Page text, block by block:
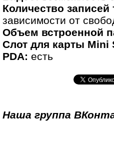
Количество
зависимости от
Объем встроенной
Слот для карты Mini
PDA: есть
Наша группа